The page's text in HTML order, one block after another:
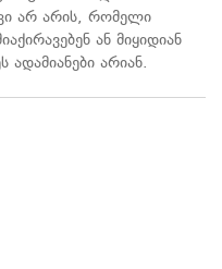
არ არის, რომელი
ან მიყიდიან
არიან.